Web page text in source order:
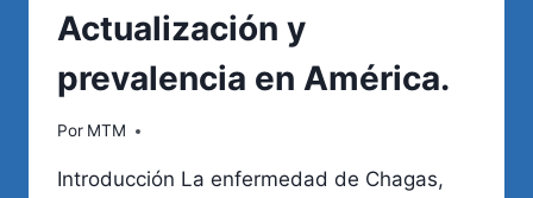
Actualización y
prevalencia en América.
Por MTM
Introducción La enfermedad de Chagas,